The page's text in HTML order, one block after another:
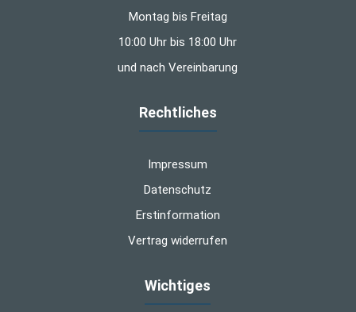
Montag bis Freitag
10:00 Uhr bis 18:00 Uhr
und nach Vereinbarung
Rechtliches
Impressum
Datenschutz
Erstinformation
Vertrag widerrufen
Wichtiges